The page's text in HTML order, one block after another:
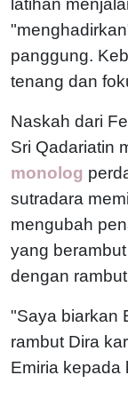
latihan
panggung.
tenang dan
Naskah dari
Sri Qadariatin
monolog
sutradara
mengubah
yang
dengan
"Saya biarkan
rambut Dira
Emiria kepada